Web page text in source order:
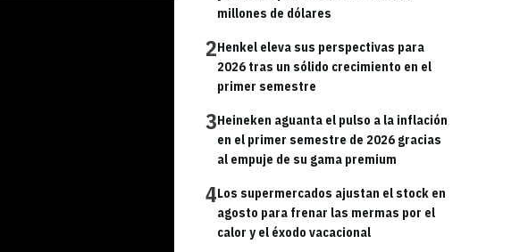
millones de dólares
2Henkel eleva sus perspectivas para
2026 tras un sólido crecimiento en el
primer semestre
3Heineken aguanta el pulso a la inflación
en el primer semestre de 2026 gracias
al empuje de su gama premium
4Los supermercados ajustan el stock en
agosto para frenar las mermas por el
calor y el éxodo vacacional